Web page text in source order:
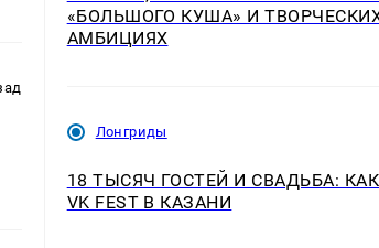
«БОЛЬШОГО КУША» И
АМБИЦИЯХ
Лонгриды
18 ТЫСЯЧ ГОСТЕЙ И СВАДЬБА:
VK FEST В КАЗАНИ